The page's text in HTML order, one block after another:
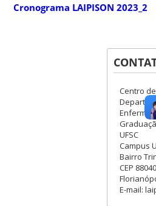
Cronograma LAIPISON 2023_2
Centro
UFSC
Campus
Bairro
CEP
E-mail: